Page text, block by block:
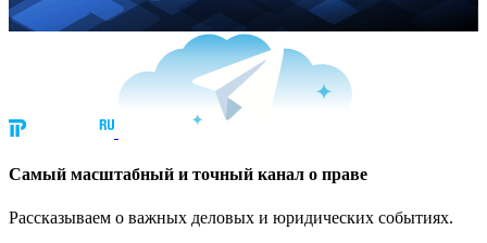
Cамый масштабный и точный канал о праве
Рассказываем о важных деловых и юридических событиях.